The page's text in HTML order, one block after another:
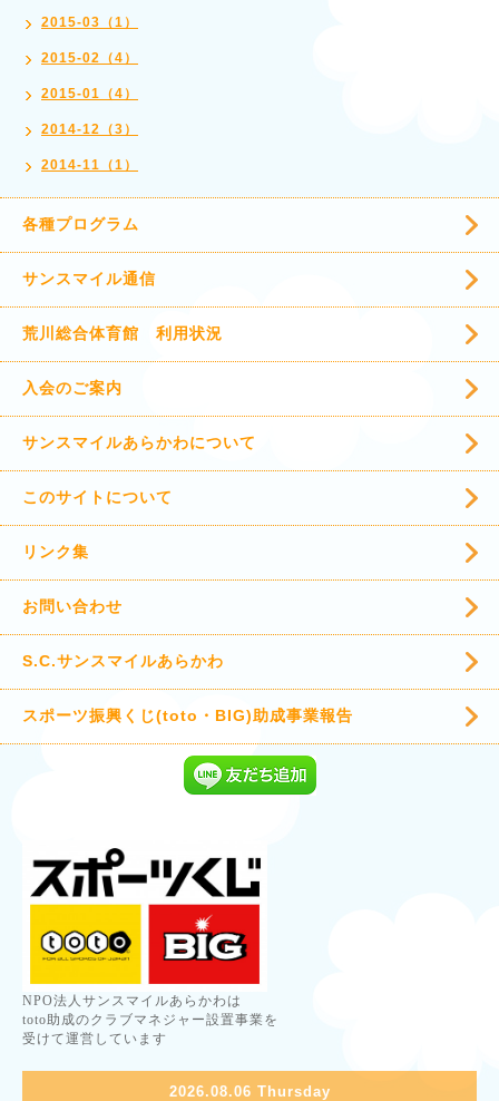
2015-03（1）
2015-02（4）
2015-01（4）
2014-12（3）
2014-11（1）
各種プログラム
サンスマイル通信
荒川総合体育館 利用状況
入会のご案内
サンスマイルあらかわについて
このサイトについて
リンク集
お問い合わせ
S.C.サンスマイルあらかわ
スポーツ振興くじ(toto・BIG)助成事業報告
NPO法人サンスマイルあらかわは
toto助成のクラブマネジャー設置事業を
受けて運営しています
2026.08.06 Thursday